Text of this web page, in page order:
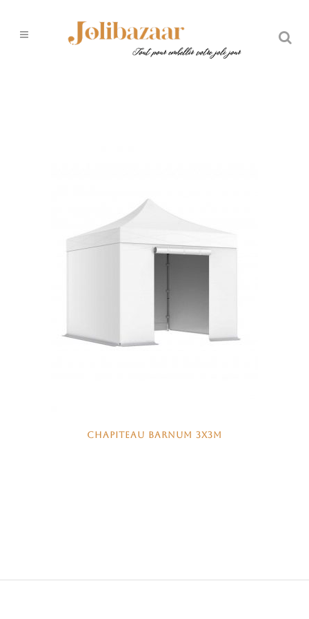
CHAPITEAU BARNUM 3X3M